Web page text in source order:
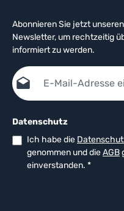
Abonnieren Sie jetzt
Newsletter, um rechtzeitig
informiert zu werden.
E-Mail-Adresse*
Datenschutz
Ich habe die
genommen und dieAGB
einverstanden. *